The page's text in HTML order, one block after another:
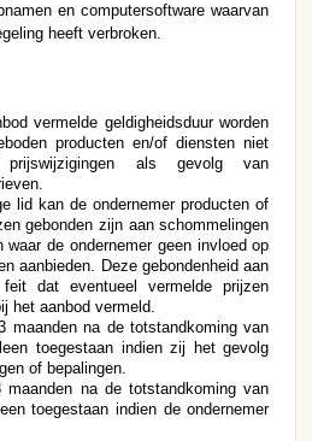
en computersoftware waarvan
heeft verbroken.
vermelde geldigheidsduur worden
producten en/of diensten niet
prijswijzigingen als gevolg van
lid kan de ondernemer producten of
gebonden zijn aan schommelingen
de ondernemer geen invloed op
aanbieden. Deze gebondenheid aan
dat eventueel vermelde prijzen
het aanbod vermeld.
maanden na de totstandkoming van
toegestaan indien zij het gevolg
of bepalingen.
maanden na de totstandkoming van
toegestaan indien de ondernemer